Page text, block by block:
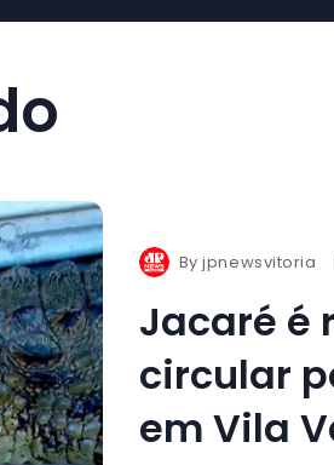
Byjpnewsvitoria
Jacaré é
circular
em Vila